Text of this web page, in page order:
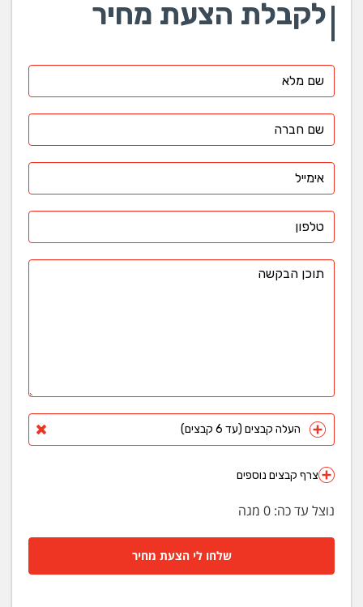
לקבלת הצעת מחיר
העלה קבצים (עד 6 קבצים)
צרף קבצים נוספים
נוצל עד כה: 0 מגה
שלחו לי הצעת מחיר